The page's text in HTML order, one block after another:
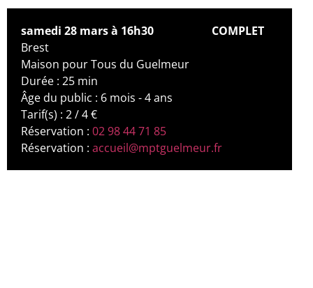
samedi 28 mars à 16h30
COMPLET
Brest
Maison pour Tous du Guelmeur
Durée : 25 min
Âge du public : 6 mois - 4 ans
Tarif(s) : 2 / 4 €
Réservation : 02 98 44 71 85
Réservation : accueil@mptguelmeur.fr